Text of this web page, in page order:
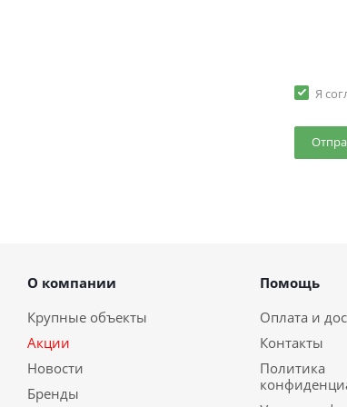
Я
О компании
Крупные объекты
Акции
Новости
Бренды
Помощь
Оплата и
Контакты
Политика